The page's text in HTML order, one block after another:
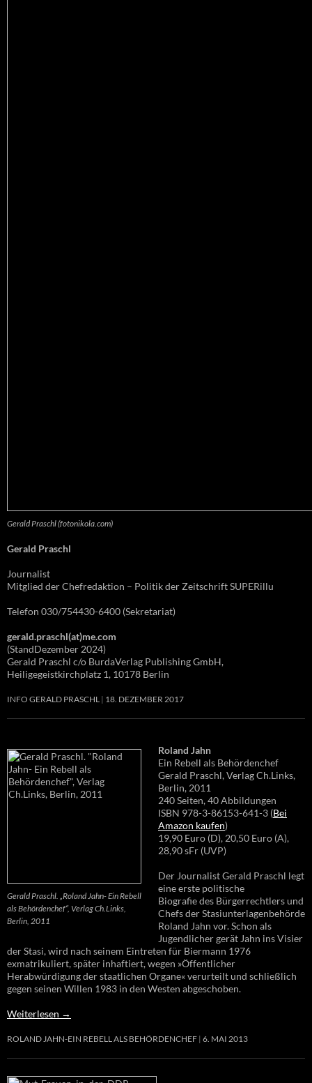
Gerald Praschl (fotonikola.com)
Gerald Praschl
Journalist
Mitglied der Chefredaktion – Politik der Zeitschrift SUPERillu
Telefon 030/754430-6400 (Sekretariat)
gerald.praschl(at)me.com
(StandDezember 2024)
Gerald Praschl c/o BurdaVerlag Publishing GmbH,
Heiligegeistkirchplatz 1, 10178 Berlin
INFO GERALD PRASCHL 18. DEZEMBER 2017
Gerald Praschl. „Roland Jahn- Ein Rebell
als Behördenchef“, Verlag Ch.Links,
Berlin, 2011
Roland Jahn
Ein Rebell als Behördenchef
Gerald Praschl, Verlag Ch.Links,
Berlin, 2011
240 Seiten, 40 Abbildungen
ISBN 978-3-86153-641-3 (Bei
Amazon kaufen)
19,90 Euro (D), 20,50 Euro (A),
28,90 sFr (UVP)
Der Journalist Gerald Praschl legt
eine erste politische
Biografie des Bürgerrechtlers und
Chefs der Stasiunterlagenbehörde
Roland Jahn vor. Schon als
Jugendlicher gerät Jahn ins Visier
der Stasi, wird nach seinem Eintreten für Biermann 1976
exmatrikuliert, später inhaftiert, wegen »Öffentlicher
Herabwürdigung der staatlichen Organe« verurteilt und schließlich
gegen seinen Willen 1983 in den Westen abgeschoben.
Weiterlesen →
ROLAND JAHN-EIN REBELL ALS BEHÖRDENCHEF 6. MAI 2013